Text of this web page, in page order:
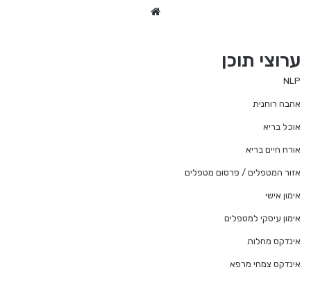
ערוצי תוכן
NLP
אהבה רוחנית
אוכל בריא
אורח חיים בריא
אזור המטפלים / פרסום מטפלים
אימון אישי
אימון עיסקי למטפלים
אינדקס מחלות
אינדקס צמחי מרפא